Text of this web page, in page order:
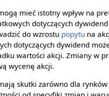
mieć istotny wpływ na
dotyczących
do wzrostu popytu na
dotyczących dywidend
wartości akcji. Zmiany w
wycenę akcji.
skutki zarówno dla rynków